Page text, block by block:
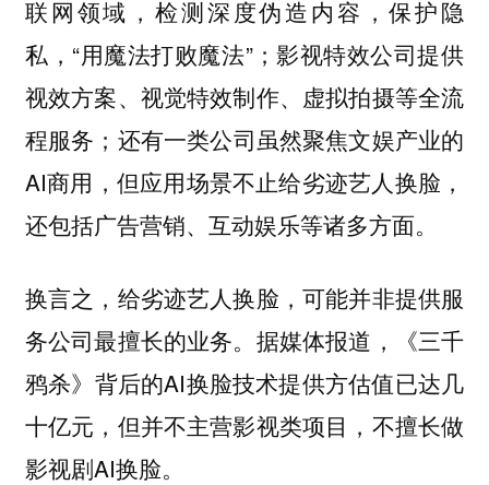
联网领域，检测深度伪造内容，保护隐
私，“用魔法打败魔法”；影视特效公司提供
视效方案、视觉特效制作、虚拟拍摄等全流
程服务；还有一类公司虽然聚焦文娱产业的
AI商用，但应用场景不止给劣迹艺人换脸，
还包括广告营销、互动娱乐等诸多方面。
换言之，给劣迹艺人换脸，可能并非提供服
务公司最擅长的业务。据媒体报道，《三千
鸦杀》背后的AI换脸技术提供方估值已达几
十亿元，但并不主营影视类项目，不擅长做
影视剧AI换脸。